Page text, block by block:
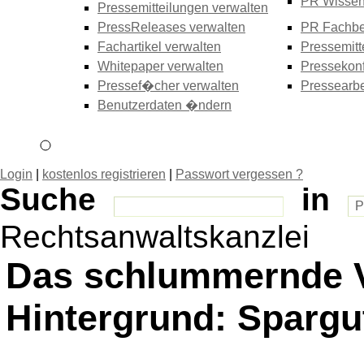
Pressemitteilungen verwalten
PressReleases verwalten
Fachartikel verwalten
Whitepaper verwalten
Pressef�cher verwalten
Benutzerdaten �ndern
PR
Login kostenlos registrieren Passwort vergessen ?
Suche
in
Rechtsanwaltskanzlei
Das schlummernde
Hintergrund: